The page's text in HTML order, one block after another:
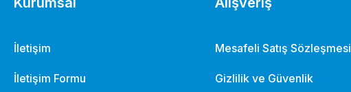
İletişim
İletişim Formu
Mesafeli Satış Sözleşmesi
Gizlilik ve Güvenlik